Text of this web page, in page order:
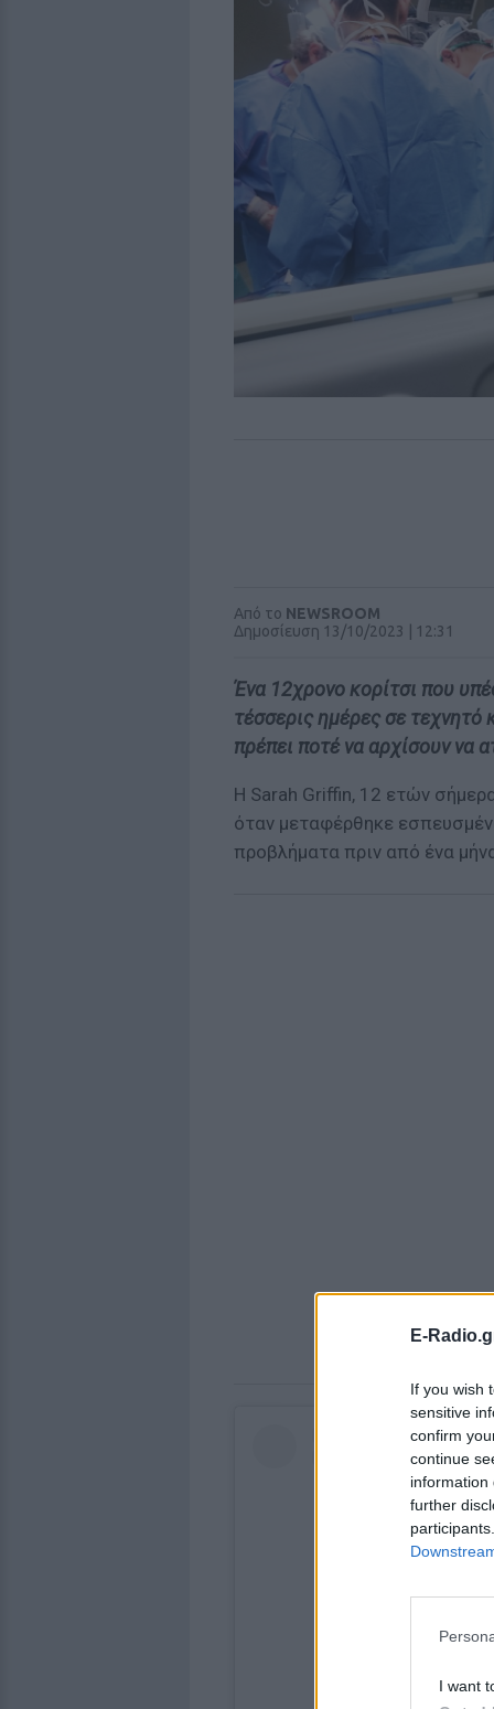
E-
If you wish
sensitive
confirm
continue
information
further
I want
Από το NEWSROOM
Δημοσίευση 13/10/2023 | 12:31
Ένα 12χρονο κορίτσι που
τέσσερις ημέρες σε
πρέπει ποτέ να αρχίσουν να
Η Sarah Griffin, 12 ετών
όταν μεταφέρθηκε
προβλήματα πριν από ένα